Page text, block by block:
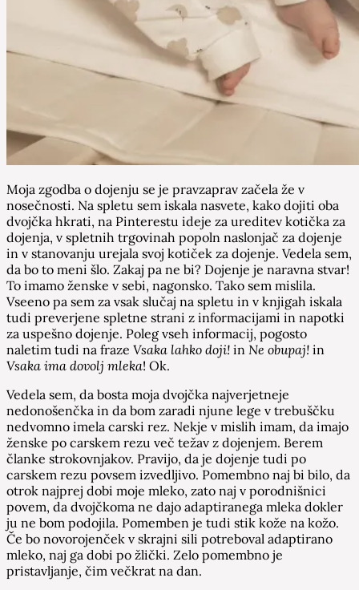
Moja zgodba o dojenju se je pravzaprav začela že v
nosečnosti. Na spletu sem iskala nasvete, kako dojiti oba
dvojčka hkrati, na Pinterestu ideje za ureditev kotička za
dojenja, v spletnih trgovinah popoln naslonjač za dojenje
in v stanovanju urejala svoj kotiček za dojenje. Vedela sem,
da bo to meni šlo. Zakaj pa ne bi? Dojenje je naravna stvar!
To imamo ženske v sebi, nagonsko. Tako sem mislila.
Vseeno pa sem za vsak slučaj na spletu in v knjigah iskala
tudi preverjene spletne strani z informacijami in napotki
za uspešno dojenje. Poleg vseh informacij, pogosto
naletim tudi na fraze Vsaka lahko doji! in Ne obupaj! in
Vsaka ima dovolj mleka! Ok.
Vedela sem, da bosta moja dvojčka najverjetneje
nedonošenčka in da bom zaradi njune lege v trebuščku
nedvomno imela carski rez. Nekje v mislih imam, da imajo
ženske po carskem rezu več težav z dojenjem. Berem
članke strokovnjakov. Pravijo, da je dojenje tudi po
carskem rezu povsem izvedljivo. Pomembno naj bi bilo, da
otrok najprej dobi moje mleko, zato naj v porodnišnici
povem, da dvojčkoma ne dajo adaptiranega mleka dokler
ju ne bom podojila. Pomemben je tudi stik kože na kožo.
Če bo novorojenček v skrajni sili potreboval adaptirano
mleko, naj ga dobi po žlički. Zelo pomembno je
pristavljanje, čim večkrat na dan.